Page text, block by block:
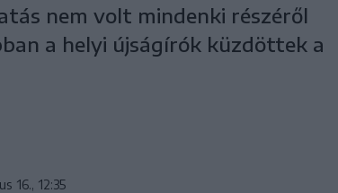
nem volt mindenki részéről
a helyi újságírók küzdöttek a
16., 12:35